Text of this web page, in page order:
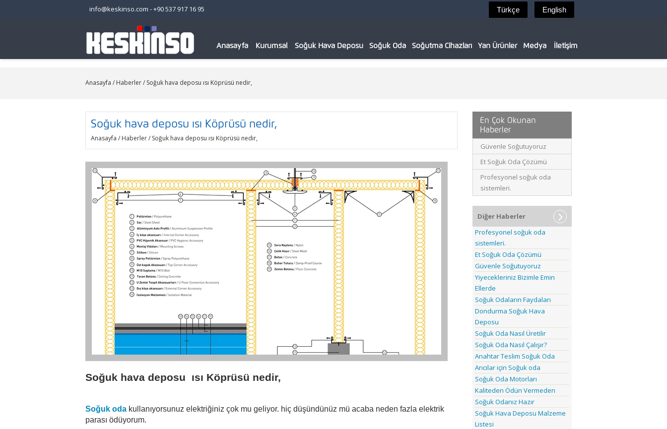
info@keskinso.com -+90 537 917 16 95
Anasayfa Kurumsal Soğuk Hava Deposu Soğuk Oda Soğutma Cihazları Yan Ürünler Medya İletişim
Anasayfa / Haberler/ Soğuk hava deposu ısı Köprüsü nedir,
Soğuk hava deposu ısı Köprüsü nedir,
Anasayfa / Haberler/ Soğuk hava deposu ısı Köprüsü nedir,
Soğuk hava deposu  ısı Köprüsü nedir,
Soğuk oda kullanıyorsunuz elektriğiniz çok mu geliyor. hiç düşündünüz mü acaba neden fazla elektrik
parası ödüyorum.
En Çok Okunan
Haberler
Güvenle Soğutuyoruz
Et Soğuk Oda Çözümü
Profesyonel soğuk oda
sistemleri.
Diğer Haberler
Profesyonel soğuk oda
sistemleri.
Et Soğuk Oda Çözümü
Güvenle Soğutuyoruz
Yiyecekleriniz Bizimle Emin
Ellerde
Soğuk Odaların Faydaları
Dondurma Soğuk Hava
Deposu
Soğuk Oda Nasıl Üretilir
Soğuk Oda Nasıl Çalışır?
Anahtar Teslim Soğuk Oda
Arıcılar için Soğuk oda
Soğuk Oda Motorları
Kaliteden Ödün Vermeden
Soğuk Odanız Hazır
Soğuk Hava Deposu Malzeme
Listesi